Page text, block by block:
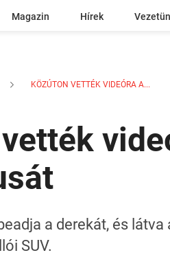
Magazin Hírek
KÖZÚTON VETTÉK VIDEÓRA A...
a derekát, és
SUV.